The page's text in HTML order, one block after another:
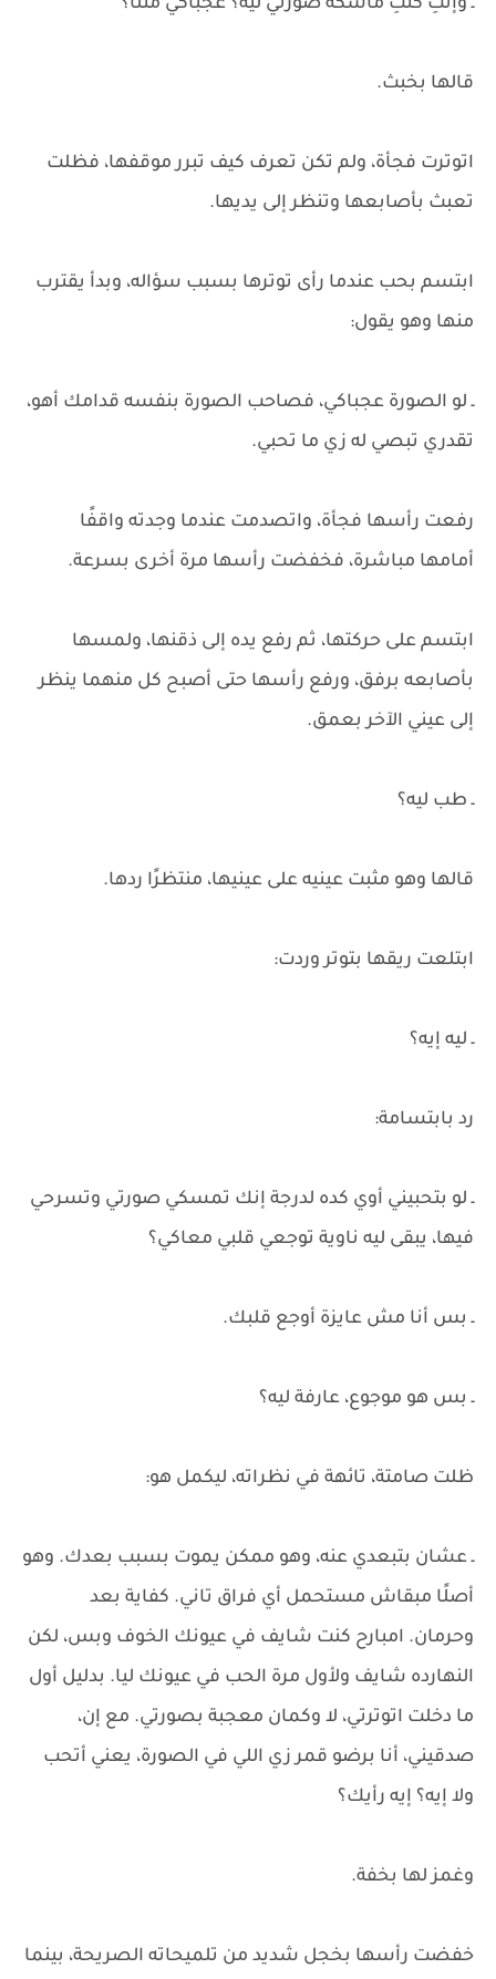
ـ وإنتِ كنتِ ماسكة صورتي ليه؟ عجباكي مثلًا؟
قالها بخبث.
اتوترت فجأة، ولم تكن تعرف كيف تبرر موقفها، فظلت
تعبث بأصابعها وتنظر إلى يديها.
ابتسم بحب عندما رأى توترها بسبب سؤاله، وبدأ يقترب
منها وهو يقول:
ـ لو الصورة عجباكي، فصاحب الصورة بنفسه قدامك أهو،
تقدري تبصي له زي ما تحبي.
رفعت رأسها فجأة، واتصدمت عندما وجدته واقفًا
أمامها مباشرة، فخفضت رأسها مرة أخرى بسرعة.
ابتسم على حركتها، ثم رفع يده إلى ذقنها، ولمسها
بأصابعه برفق، ورفع رأسها حتى أصبح كل منهما ينظر
إلى عيني الآخر بعمق.
ـ طب ليه؟
قالها وهو مثبت عينيه على عينيها، منتظرًا ردها.
ابتلعت ريقها بتوتر وردت:
ـ ليه إيه؟
رد بابتسامة:
ـ لو بتحبيني أوي كده لدرجة إنك تمسكي صورتي وتسرحي
فيها، يبقى ليه ناوية توجعي قلبي معاكي؟
ـ بس أنا مش عايزة أوجع قلبك.
ـ بس هو موجوع، عارفة ليه؟
ظلت صامتة، تائهة في نظراته، ليكمل هو:
ـ عشان بتبعدي عنه، وهو ممكن يموت بسبب بعدك. وهو
أصلًا مبقاش مستحمل أي فراق تاني. كفاية بعد
وحرمان. امبارح كنت شايف في عيونك الخوف وبس، لكن
النهارده شايف ولأول مرة الحب في عيونك ليا. بدليل أول
ما دخلت اتوترتي، لا وكمان معجبة بصورتي. مع إن،
صدقيني، أنا برضو قمر زي اللي في الصورة، يعني أتحب
ولا إيه؟ إيه رأيك؟
وغمز لها بخفة.
خفضت رأسها بخجل شديد من تلميحاته الصريحة، بينما